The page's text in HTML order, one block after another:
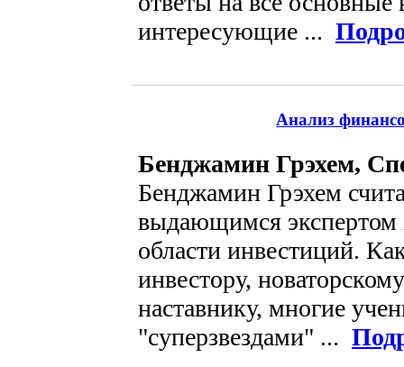
интересующие ...
Анализ
Бенджамин Грэхем,
Бенджамин Грэхем
выдающимся экспертом
области инвестиций.
инвестору,
наставнику, многие
"суперзвездами" ...